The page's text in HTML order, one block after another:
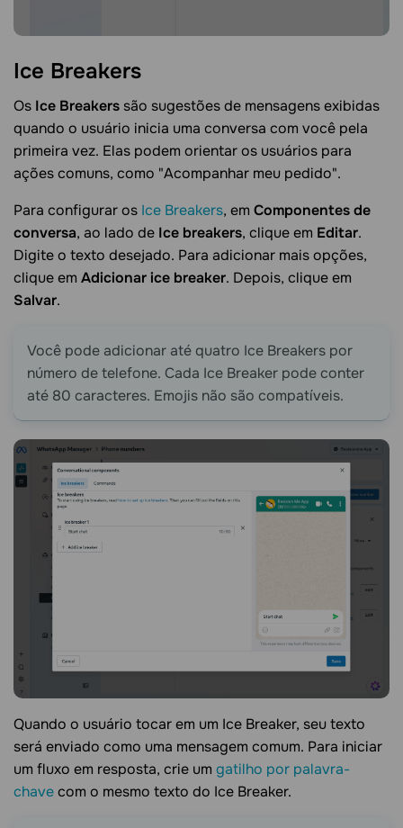
Ice Breakers
Os Ice Breakers são sugestões de mensagens exibidas
quando o usuário inicia uma conversa com você pela
primeira vez. Elas podem orientar os usuários para
ações comuns, como "Acompanhar meu pedido".
Para configurar os Ice Breakers, em Componentes de
conversa, ao lado de Ice breakers, clique em Editar.
Digite o texto desejado. Para adicionar mais opções,
clique em Adicionar ice breaker. Depois, clique em
Salvar.
Você pode adicionar até quatro Ice Breakers por
número de telefone. Cada Ice Breaker pode conter
até 80 caracteres. Emojis não são compatíveis.
Quando o usuário tocar em um Ice Breaker, seu texto
será enviado como uma mensagem comum. Para iniciar
um fluxo em resposta, crie um gatilho por palavra-
chavecom o mesmo texto do Ice Breaker.